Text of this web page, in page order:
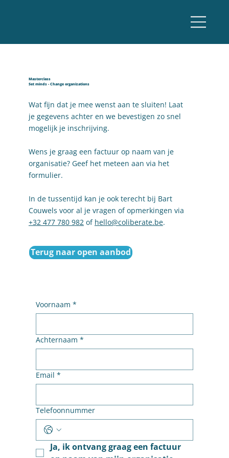
Masterclass
Set minds - Change organizations
Wat fijn dat je mee wenst aan te sluiten! Laat
je gegevens achter en we bevestigen zo snel
mogelijk je inschrijving.
Wens je graag een factuur op naam van je
organisatie? Geef het meteen aan via het
formulier.
In de tussentijd kan je ook terecht bij Bart
Couwels voor al je vragen of opmerkingen via
+32 477 780 982 of hello@coliberate.be.
Terug naar open aanbod
Voornaam *
Achternaam *
Email *
Telefoonnummer
Ja, ik ontvang graag een factuur